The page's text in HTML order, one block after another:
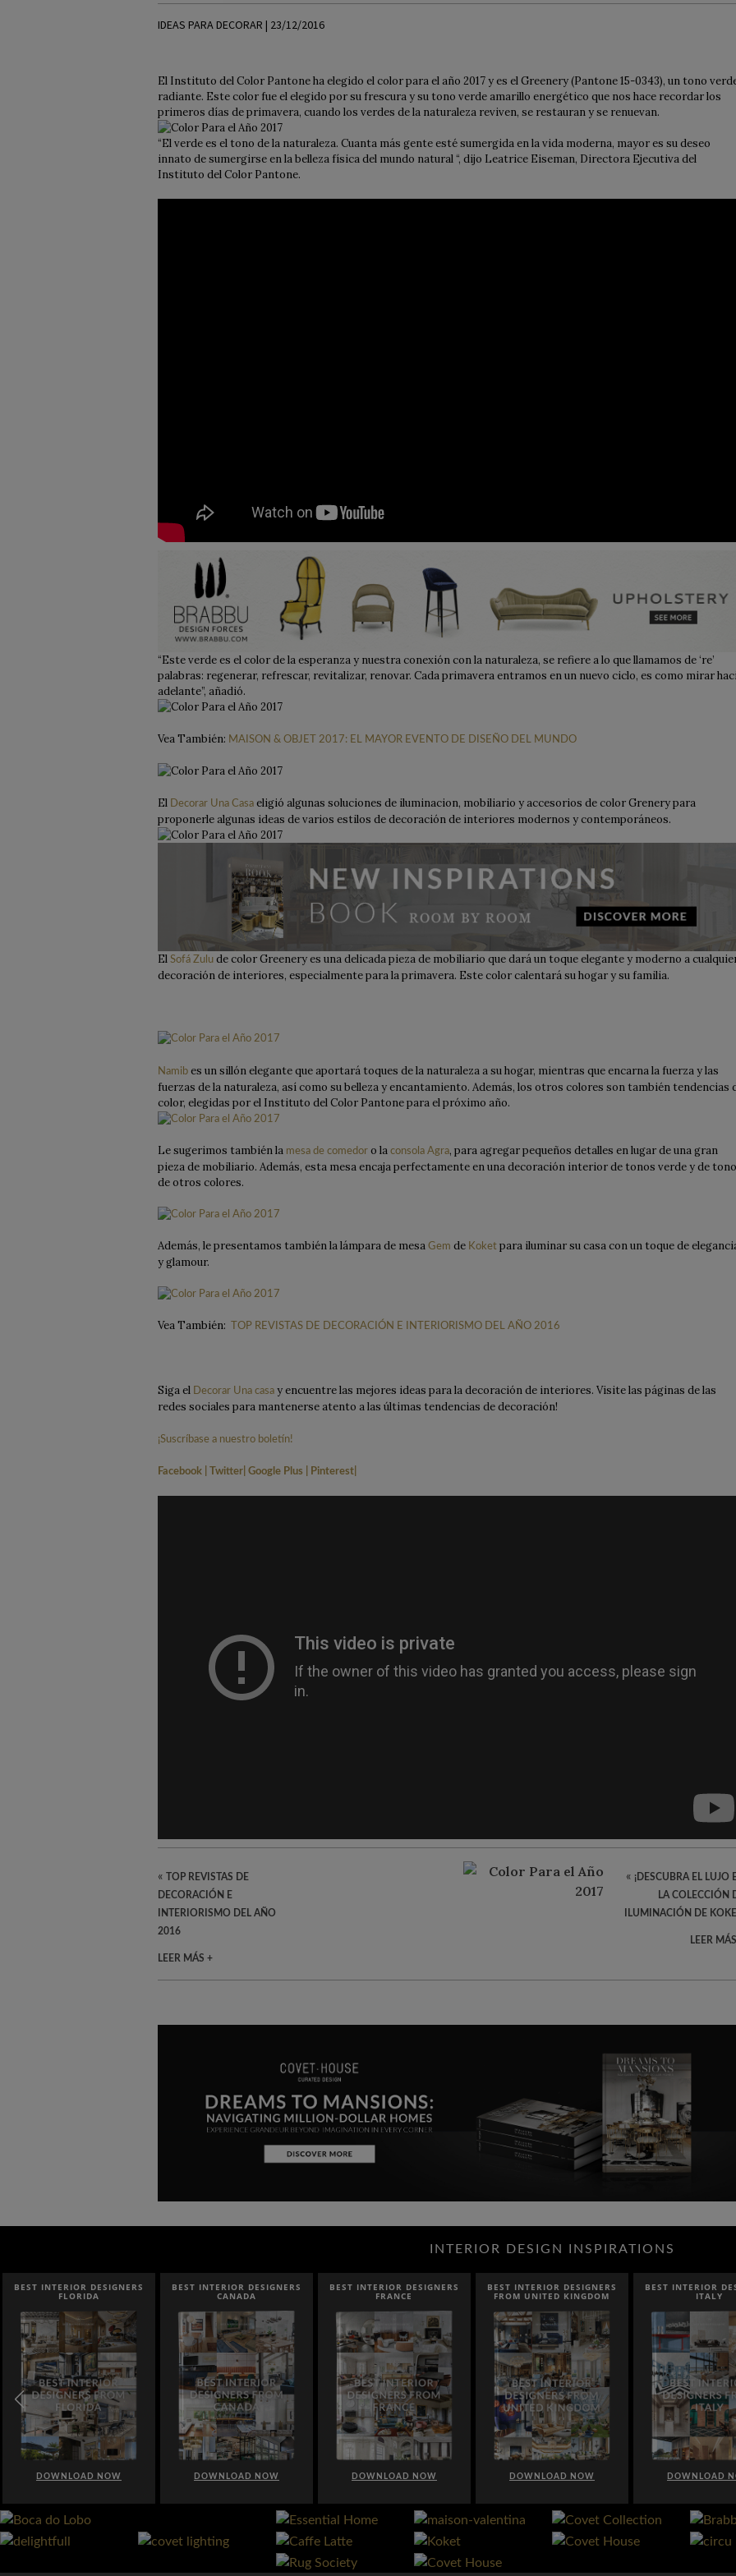
IDEAS PARA DECORAR | 23/12/2016
El Instituto del Color Pantone ha elegido el color para el año 2017 y es el Greenery (Pantone 15-0343), un tono
radiante. Este color fue el elegido por su frescura y su tono verde amarillo energético que nos hace recordar los
primeros días de primavera, cuando los verdes de la naturaleza reviven, se restauran y se renuevan.
“El verde es el tono de la naturaleza. Cuanta más gente esté sumergida en la vida moderna, mayor es su deseo
innato de sumergirse en la belleza física del mundo natural “, dijo Leatrice Eiseman, Directora Ejecutiva del
Instituto del Color Pantone.
“Este verde es el color de la esperanza y nuestra conexión con la naturaleza, se refiere a lo que llamamos de ‘re’
palabras: regenerar, refrescar, revitalizar, renovar. Cada primavera entramos en un nuevo ciclo, es como mirar
adelante”, añadió.
Vea También: MAISON & OBJET 2017: EL MAYOR EVENTO DE DISEÑO DEL MUNDO
El Decorar Una Casa eligió algunas soluciones de iluminacion, mobiliario y accesorios de color Grenery para
proponerle algunas ideas de varios estilos de decoración de interiores modernos y contemporáneos.
El Sofá Zulu de color Greenery es una delicada pieza de mobiliario que dará un toque elegante y moderno a
decoración de interiores, especialmente para la primavera. Este color calentará su hogar y su familia.
Namib es un sillón elegante que aportará toques de la naturaleza a su hogar, mientras que encarna la fuerza y las
fuerzas de la naturaleza, así como su belleza y encantamiento. Además, los otros colores son también tendencias
color, elegidas por el Instituto del Color Pantone para el próximo año.
Le sugerimos también la mesa de comedor o la consola Agra, para agregar pequeños detalles en lugar de una gran
pieza de mobiliario. Además, esta mesa encaja perfectamente en una decoración interior de tonos verde y de
de otros colores.
Además, le presentamos también la lámpara de mesa Gem de Koket para iluminar su casa con un toque de
y glamour.
Vea También: TOP REVISTAS DE DECORACIÓN E INTERIORISMO DEL AÑO 2016
Siga el Decorar Una casa y encuentre las mejores ideas para la decoración de interiores. Visite las páginas de las
redes sociales para mantenerse atento a las últimas tendencias de decoración!
¡Suscríbase a nuestro boletín!
Facebook Twitter Google Plus Pinterest
« TOP REVISTAS DE
DECORACIÓN E
INTERIORISMO DEL AÑO
2016
LEER MÁS +
« ¡DESCUBRA EL LUJO
LA COLECCIÓN
ILUMINACIÓN DE
LEER
INTERIOR DESIGN INSPIRATIONS
BEST INTERIOR DESIGNERS
FLORIDA
DOWNLOAD NOW
BEST INTERIOR DESIGNERS
CANADA
DOWNLOAD NOW
BEST INTERIOR DESIGNERS
FRANCE
DOWNLOAD NOW
BEST INTERIOR DESIGNERS
FROM UNITED KINGDOM
DOWNLOAD NOW
BEST INTERIOR
ITALY
DOWNLOAD